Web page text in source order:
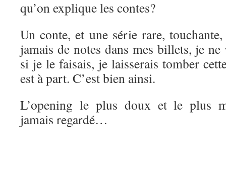
qu’on explique les contes?
Un conte, et une série rare,
jamais de notes dans mes billets, je
si je le faisais, je laisserais tomber
est à part. C’est bien ainsi.
L’opening le plus doux et le plus
jamais regardé…